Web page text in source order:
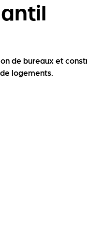
de bureaux et
logements.